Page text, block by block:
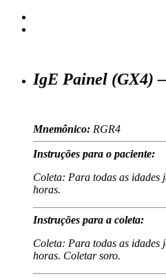
IgE Painel (GX4)
Mnemônico: RGR4
Instruções para o paciente:
Coleta: Para todas as idades
horas.
Instruções para a coleta:
Coleta: Para todas as idades
horas. Coletar soro.